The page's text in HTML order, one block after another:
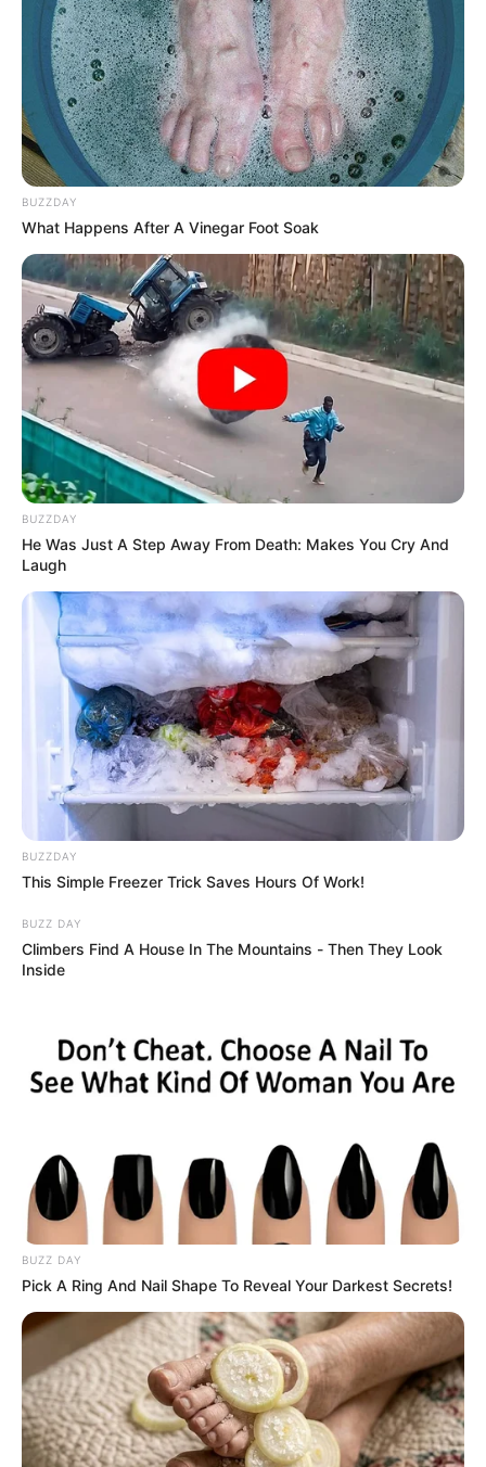
SEGUNDA VUELTA
PRESIDENCIAL
Abelardo de la Espriella se
quedó con Risaralda y
ganó en 10 de sus 14
municipios
IVÁN CEPEDA
Elecciones 2026: Iván
Cepeda ganó en Bogotá,
pero perdió en
Cundinamarca
ELECCIONES
Abelardo de la Espriella
arrasa en el Tolima con el
57% de los votos
🔴 EN VIVO |Desvíos y
cierres por
manifestaciones en
Bogotá: estas son las vías
afectadas
ELECCIONES
PRESIDENCIALES
Elecciones en Colombia:
presidente electo
SEGUNDA VUELTA
CARGAR MÁS
TEMAS DESTACADOS
EMERGENCIAS POR LLUVIAS
FUERTES LLUVIAS
VIA AL LLANO
LIGA BETPLAY
METRO DE MEDELLÍN
CORTES DE LUZ
CORTES DE AGUA
FENÓMENO DEL NIÑO
BUZZDAY
What Happens After A Vinegar Foot Soak
BUZZDAY
He Was Just A Step Away From Death: Makes You Cry And
Laugh
BUZZDAY
This Simple Freezer Trick Saves Hours Of Work!
BUZZ DAY
Climbers Find A House In The Mountains - Then They Look
Inside
BUZZ DAY
Pick A Ring And Nail Shape To Reveal Your Darkest Secrets!